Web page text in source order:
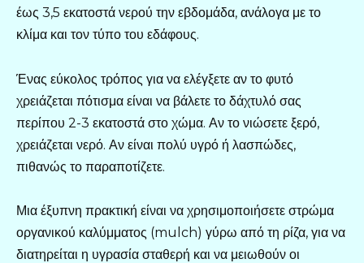
έως 3,5 εκατοστά νερού την εβδομάδα, ανάλογα με το
κλίμα και τον τύπο του εδάφους.
Ένας εύκολος τρόπος για να ελέγξετε αν το φυτό
χρειάζεται πότισμα είναι να βάλετε το δάχτυλό σας
περίπου 2-3 εκατοστά στο χώμα. Αν το νιώσετε ξερό,
χρειάζεται νερό. Αν είναι πολύ υγρό ή λασπώδες,
πιθανώς το παραποτίζετε.
Μια έξυπνη πρακτική είναι να χρησιμοποιήσετε στρώμα
οργανικού καλύμματος (mulch) γύρω από τη ρίζα, για να
διατηρείται η υγρασία σταθερή και να μειωθούν οι